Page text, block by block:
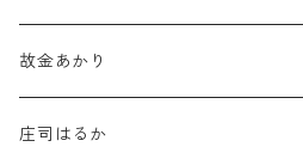
故金あかり
庄司はるか